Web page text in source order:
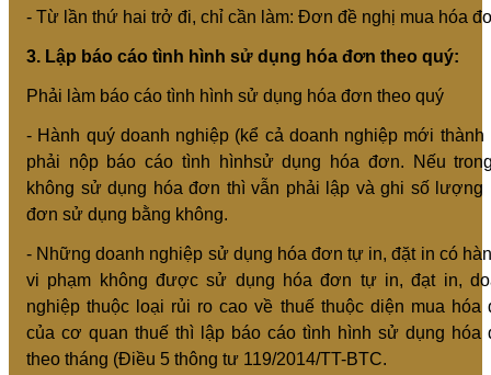
- Từ lần thứ hai trở đi, chỉ cần làm: Đơn đề nghị mua hóa
3. Lập báo cáo tình hình sử dụng hóa đơn theo quý:
Phải làm báo cáo tình hình sử dụng hóa đơn theo quý
- Hành quý doanh nghiệp (kể cả doanh nghiệp mới thành
phải nộp báo cáo tình hìnhsử dụng hóa đơn. Nếu
không sử dụng hóa đơn thì vẫn phải lập và ghi số lượng
đơn sử dụng bằng không.
- Những doanh nghiệp sử dụng hóa đơn tự in, đặt in có
vi phạm không được sử dụng hóa đơn tự in, đạt in,
nghiệp thuộc loại rủi ro cao về thuế thuộc diện mua hóa
của cơ quan thuế thì lập báo cáo tình hình sử dụng hóa
theo tháng (Điều 5 thông tư 119/2014/TT-BTC.